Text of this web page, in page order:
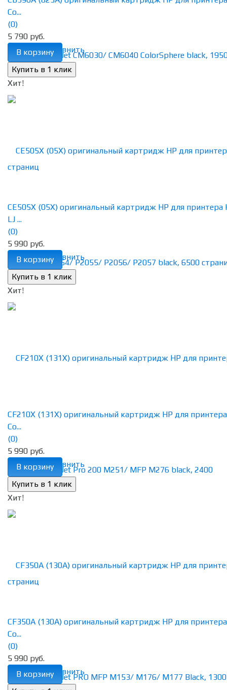
избранное сравнить
Co...
(0)
5 790 руб.
В корзину
Хит!
избранное сравнить
CE505X (05X) оригинальный картридж HP для принтера
LJ ...
(0)
5 990 руб.
В корзину
Хит!
избранное сравнить
CF210X (131X) оригинальный картридж HP для
Co...
(0)
5 990 руб.
В корзину
Хит!
избранное сравнить
CF350A (130A) оригинальный картридж HP для
Co...
(0)
5 990 руб.
В корзину